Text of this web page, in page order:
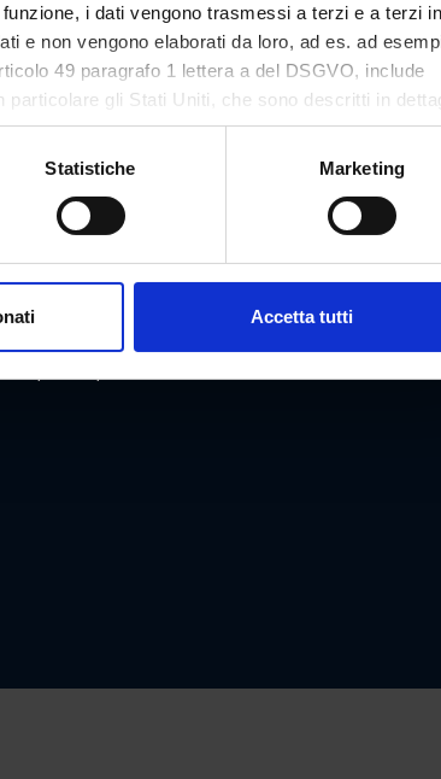
i dati vengono trasmessi a terzi e a terzi in
e non vengono elaborati da loro, ad es. ad
49 paragrafo 1 lettera a del DSGVO, include
gli Stati Uniti, che sono descritti in
per l'utilizzo del nostro sito Web e può
Statistiche Marketing
Accetta tutti
Indirizzo
100, 8052 Graz